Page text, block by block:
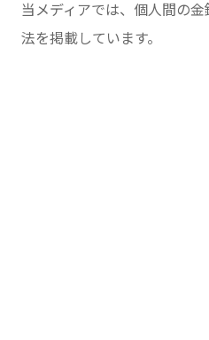
当メディアでは、個人間の
法を掲載しています。